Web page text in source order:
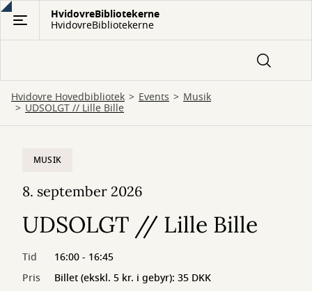
Gå
hovedindhold
HvidovreBibliotekerne
HvidovreBibliotekerne
Hvidovre Hovedbibliotek Events Musik
UDSOLGT // Lille Bille
MUSIK
8. september 2026
UDSOLGT // Lille Bille
Tid
16:00 - 16:45
Pris
Billet (ekskl. 5 kr. i gebyr): 35 DKK